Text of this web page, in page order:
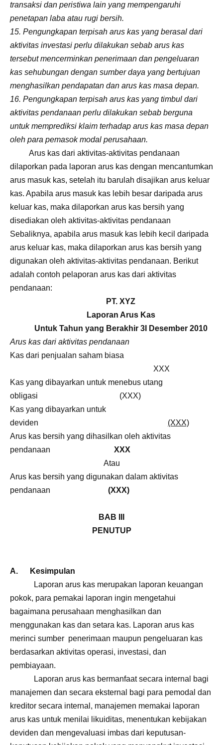
transaksi dan peristiwa lain yang mempengaruhi
penetapan laba atau rugi bersih.
15. Pengungkapan terpisah arus kas yang berasal dari
aktivitas investasi perlu dilakukan sebab arus kas
tersebut mencerminkan penerimaan dan pengeluaran
kas sehubungan dengan sumber daya yang bertujuan
menghasilkan pendapatan dan arus kas masa depan.
16. Pengungkapan terpisah arus kas yang timbul dari
aktivitas pendanaan perlu dilakukan sebab berguna
untuk memprediksi klaim terhadap arus kas masa depan
oleh para pemasok modal perusahaan.
Arus kas dari aktivitas-aktivitas pendanaan
dilaporkan pada laporan arus kas dengan mencantumkan
arus masuk kas, setelah itu barulah disajikan arus keluar
kas. Apabila arus masuk kas lebih besar daripada arus
keluar kas, maka dilaporkan arus kas bersih yang
disediakan oleh aktivitas-aktivitas pendanaan
Sebaliknya, apabila arus masuk kas lebih kecil daripada
arus keluar kas, maka dilaporkan arus kas bersih yang
digunakan oleh aktivitas-aktivitas pendanaan. Berikut
adalah contoh pelaporan arus kas dari aktivitas
pendanaan:
PT. XYZ
Laporan Arus Kas
Untuk Tahun yang Berakhir 3I Desember 2010
Arus kas dari aktivitas pendanaan
Kas dari penjualan saham biasa
XXX
Kas yang dibayarkan untuk menebus utang
obligasi (XXX)
Kas yang dibayarkan untuk
deviden (XXX)
Arus kas bersih yang dihasilkan oleh aktivitas
pendanaan XXX
Atau
Arus kas bersih yang digunakan dalam aktivitas
pendanaan (XXX)
BAB III
PENUTUP
A. Kesimpulan
Laporan arus kas merupakan laporan keuangan
pokok, para pemakai laporan ingin mengetahui
bagaimana perusahaan menghasilkan dan
menggunakan kas dan setara kas. Laporan arus kas
merinci sumber penerimaan maupun pengeluaran kas
berdasarkan aktivitas operasi, investasi, dan
pembiayaan.
Laporan arus kas bermanfaat secara internal bagi
manajemen dan secara eksternal bagi para pemodal dan
kreditor secara internal, manajemen memakai laporan
arus kas untuk menilai likuiditas, menentukan kebijakan
deviden dan mengevaluasi imbas dari keputusan-